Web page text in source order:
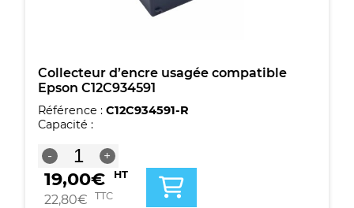
Collecteur d’encre usagée compatible
Epson C12C934591
Référence : C12C934591-R
Capacité :
-
quantité
de
Collecteur
d'encre
+
19,00€ HT
22,80€ TTC